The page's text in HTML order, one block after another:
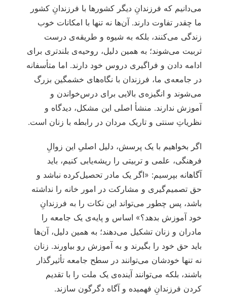
می‌دانیم که فرزندانِ دیگر کشورها با فرزندانِ کشور
ما چقدر تفاوت دارند. آن‌ها نه تنها با امکانات خوب
زندگی می‌کنند، بلکه به شیوه‌ و طریقه‌ی درست
تربیت می‌شوند؛ به همین دلیل، روحیه‌ی بلندتری برای
ادامه دادن و فراگیری دروس خود دارند. اما متأسفانه
در جامعه‌ی ما، فرزندان با نگاه‌های خشمگین بزرگ‌
می‌شوند و انگیزه‌ی بالایی برای درس‌خواندن و
آموزش ندارند. منشأ اصلی این مشکل، دیدگاه و
نظریاتِ سنتی و تاریک مردان در رابطه با زنان است.
اگر بخواهیم با یک پرسش، دلیل اصلیِ این زوالِ
فرهنگی، علمی و تربیتی را ریشه‌یابی کنیم، باید
آگاهانه بپرسیم: «اگر یک مادر تحصیل‌کرده نباشد و
حق تصمیم‌گیری و مشارکت در امور خانه را نداشته
باشد، پس چطور می‌تواند این نکات را به فرزندانِ
خود آموزش بدهد؟» اساس و پایه‌ی یک جامعه را
مادران و زنان تشکیل می‌دهند؛ به همین دلیل، آن‌ها
باید حق خود را بگیرند و به آموزش رو بیاورند. زنان
نه تنها خودشان می‌توانند در سطح جامعه تأثیرگذار
باشند، بلکه می‌توانند آینده‌ی یک ملت را با تقدیم
کردن فرزندانِ فهمیده و آگاه دگرگون سازند.